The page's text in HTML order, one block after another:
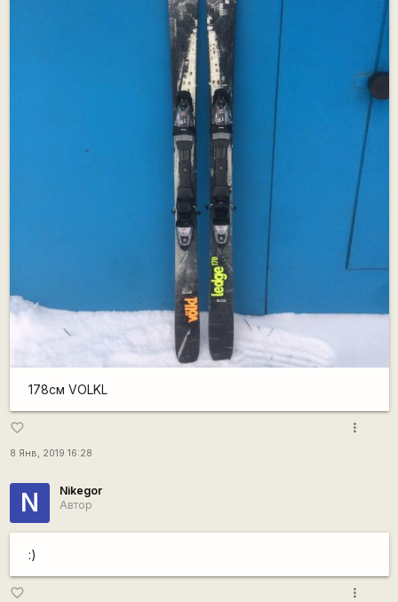
178см VOLKL
favorite_border
8 Янв, 2019 16:28
more_vert
N
Nikegor
Автор
:)
favorite_border more_vert